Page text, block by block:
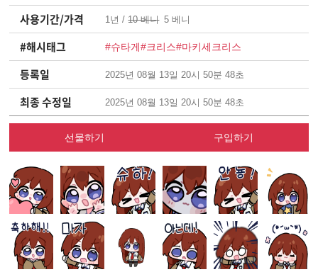
사용기간/가격 1년 /10 베니 5 베니
#해시태그 #슈타게#크리스#마키세크리스
등록일 2025년 08월 13일 20시 50분 48초
최종 수정일 2025년 08월 13일 20시 50분 48초
선물하기 구입하기